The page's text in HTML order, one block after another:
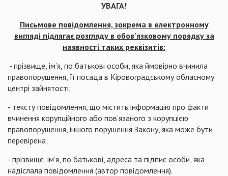
УВАГА!
Письмове повідомлення, зокрема в електронному
вигляді підлягає розгляду в обов'язковому порядку за
наявності таких реквізитів:
- прізвище, ім’я, по батькові особи, яка ймовірно вчинила
правопорушення, її посада в Кіровоградському обласному
центрі зайнятості;
- тексту повідомлення, що містить інформацію про факти
вчинення корупційного або пов’язаного з корупцією
правопорушення, іншого порушення Закону, яка може бути
перевірена;
- прізвище, ім’я, по батькові, адреса та підпис особи, яка
надіслала повідомлення (автор повідомлення).